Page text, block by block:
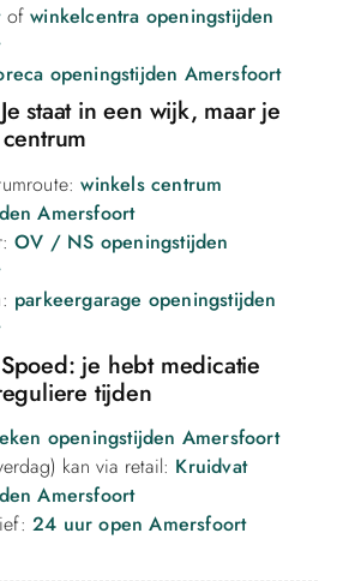
ofwinkelcentra openingstijden
openingstijden Amersfoort
staat in een wijk, maar je
winkels centrum
Amersfoort
OV / NS openingstijden
parkeergarage openingstijden
je hebt medicatie
tijden
openingstijden Amersfoort
kan via retail: Kruidvat
Amersfoort
24 uur open Amersfoort